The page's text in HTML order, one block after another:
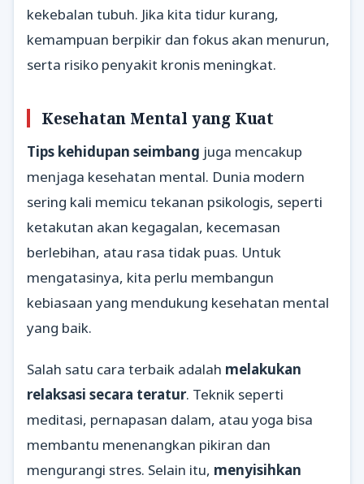
kekebalan tubuh. Jika kita tidur kurang,
kemampuan berpikir dan fokus akan menurun,
serta risiko penyakit kronis meningkat.
Kesehatan Mental yang Kuat
Tips kehidupan seimbang juga mencakup
menjaga kesehatan mental. Dunia modern
sering kali memicu tekanan psikologis, seperti
ketakutan akan kegagalan, kecemasan
berlebihan, atau rasa tidak puas. Untuk
mengatasinya, kita perlu membangun
kebiasaan yang mendukung kesehatan mental
yang baik.
Salah satu cara terbaik adalah melakukan
relaksasi secara teratur. Teknik seperti
meditasi, pernapasan dalam, atau yoga bisa
membantu menenangkan pikiran dan
mengurangi stres. Selain itu, menyisihkan